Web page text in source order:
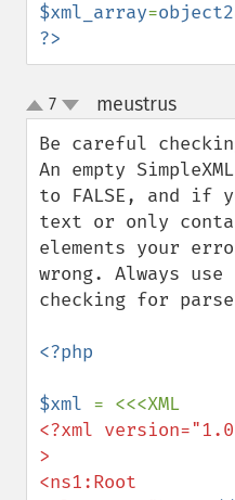
$xml_array=
?>
up
down
7 meustrus¶
Be careful
An empty
to FALSE, and if
text or only
elements your
wrong. Always use
checking for
<?php
$xml
<?xml
>
<ns1:Root